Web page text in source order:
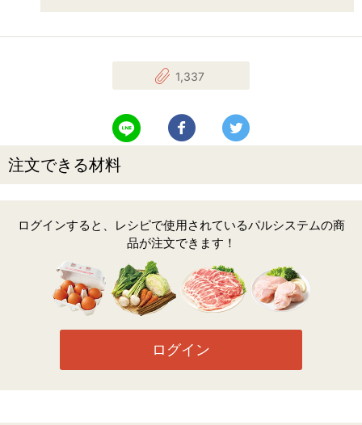
1,337
LINEで送る Facebookでシェアする
注文できる材料
ログインすると、レシピで使用されているパルシステムの商
品が注文できます！
ログイン